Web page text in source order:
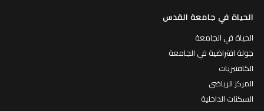
الحياة في جامعة القدس
الحياة في الجامعة
جولة افتراضية في الجامعة
الكافتيريات
المركز الرياضي
السكنات الداخلية